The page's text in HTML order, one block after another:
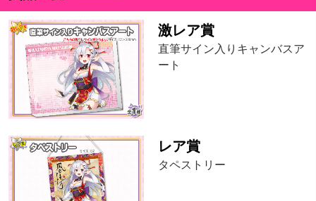
激レア賞
直筆サイン入りキャンバスア
ート
レア賞
タペストリー